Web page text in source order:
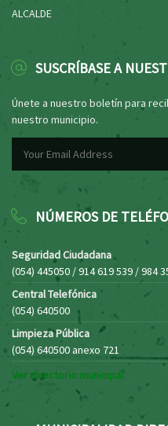
ALCALDE
SUSCRÍBASE A
Únete a nuestro boletín para
nuestro municipio.
NÚMEROS DE
Seguridad Ciudadana
(054) 445050 / 914 619 539 / 984
Central Telefónica
(054) 640500
Limpieza Pública
(054) 640500 anexo 721
Ver directorio municipal